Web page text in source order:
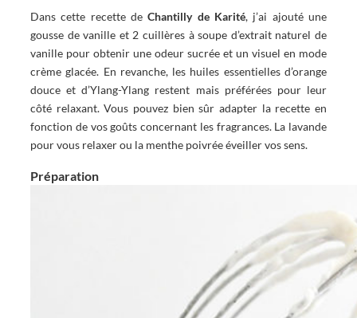
Dans cette recette deChantilly de Karité, j’ai ajouté une
gousse de vanille et 2 cuillères à soupe d’extrait naturel de
vanille pour obtenir une odeur sucrée et un visuel en mode
crème glacée. En revanche, les huiles essentielles d’orange
douce et d’Ylang-Ylang restent mais préférées pour leur
côté relaxant. Vous pouvez bien sûr adapter la recette en
fonction de vos goûts concernant les fragrances. La lavande
pour vous relaxer ou la menthe poivrée éveiller vos sens.
Préparation